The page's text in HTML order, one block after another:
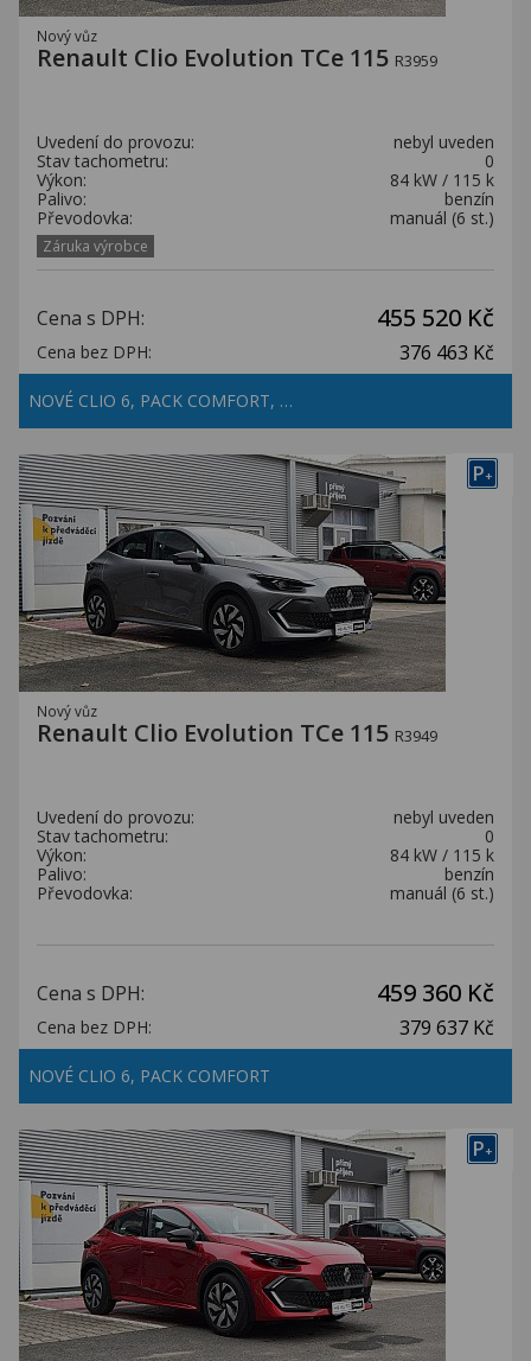
Nový vůz
Renault Clio Evolution TCe 115 R3959
Uvedení do provozu:
nebyl uveden
Stav tachometru:
0
Výkon:
84 kW / 115 k
Palivo:
benzín
Převodovka:
manuál (6 st.)
Záruka výrobce
Cena s DPH: 455 520 Kč
Cena bez DPH: 376 463 Kč
NOVÉ CLIO 6, PACK COMFORT, …
P+
Nový vůz
Renault Clio Evolution TCe 115 R3949
Uvedení do provozu:
nebyl uveden
Stav tachometru:
0
Výkon:
84 kW / 115 k
Palivo:
benzín
Převodovka:
manuál (6 st.)
Cena s DPH: 459 360 Kč
Cena bez DPH: 379 637 Kč
NOVÉ CLIO 6, PACK COMFORT
P+